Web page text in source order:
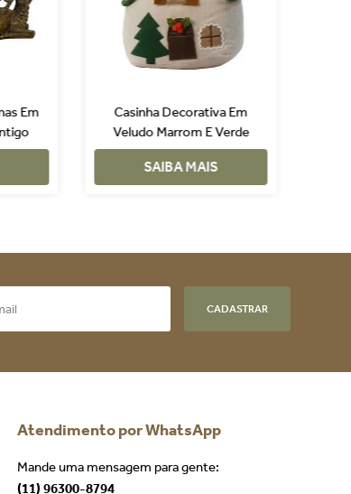
Em
Casinha Decorativa Em
Veludo Marrom E Verde
SAIBA MAIS
CADASTRAR
Atendimento por WhatsApp
Mande uma mensagem para gente:
(11) 96300-8794